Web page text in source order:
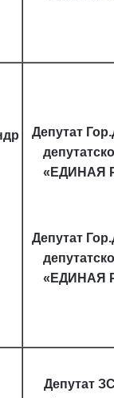
Депутат
«ЕДИНАЯ
Депутат
«ЕДИНАЯ
Депутат